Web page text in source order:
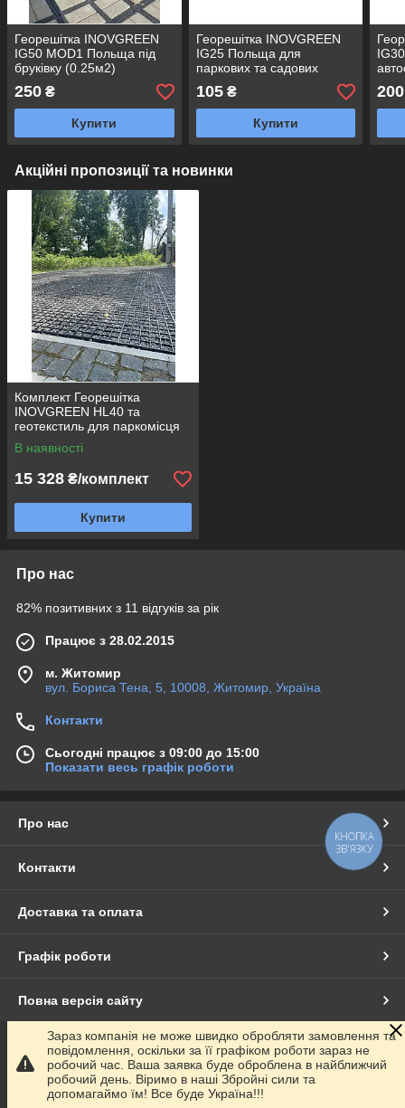
Георешітка INOVGREEN
IG50 MOD1 Польща під
бруківку (0.25м2)
250 ₴
Купити
Георешітка INOVGREEN
IG25 Польща для
паркових та садових
доріжок 39,3х39,3х2,5 см (
0,1544м2)
105₴
Купити
200
Акційні пропозиції та новинки
Комплект Георешітка
INOVGREEN HL40 та
геотекстиль для паркомісця
легкового авто
В наявності
15 328 ₴/комплект
Купити
Про нас
82% позитивних з 11 відгуків за рік
Працює з 28.02.2015
м. Житомир
вул. Бориса Тена, 5, 10008, Житомир, Україна
Контакти
Сьогодні працює з 09:00 до 15:00
Показати весь графік роботи
Про нас
Контакти
Доставка та оплата
Графік роботи
Повна версія сайту
Сайт створено на маркетплейсіProm.ua
Політика конфіденційності
Зараз компанія не може швидко обробляти замовлення та
повідомлення, оскільки за її графіком роботи зараз не
робочий час. Ваша заявка буде оброблена в найближчий
робочий день. Віримо в наші Збройні сили та
допомагаймо їм! Все буде Україна!!!
КНОПКА
ЗВ'ЯЗКУ